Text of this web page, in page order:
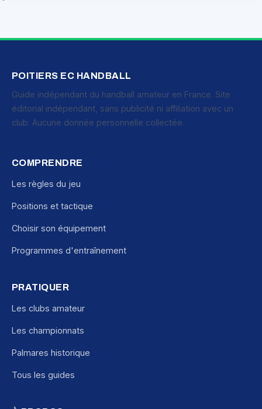
POITIERS EC HANDBALL
Guide indépendant du handball amateur en France. Site
éditorial indépendant, sans publicité ni affiliation avec un
club. Aucune donnée personnelle collectée.
COMPRENDRE
Les règles du jeu
Positions et tactique
Choisir son équipement
Programmes d'entraînement
PRATIQUER
Les clubs amateur
Les championnats
Palmares historique
Tous les guides